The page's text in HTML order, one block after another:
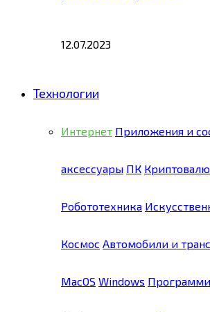
12.07.2023
Технологии
Интернет Приложения и
аксессуары ПК
Робототехника
Космос Автомобили и
MacOS Windows